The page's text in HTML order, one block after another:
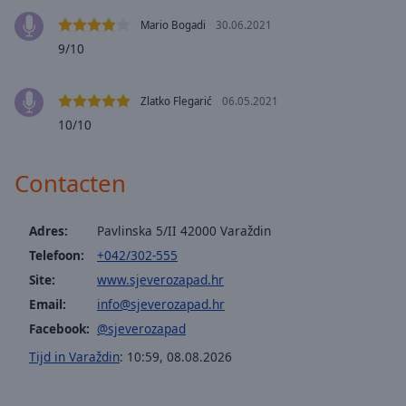
selected
Picture-
in-
modal
window.
Beginning
dialog
window.
Escape
Mario Bogadi 30.06.2021
9/10
Zlatko Flegarić 06.05.2021
10/10
Contacten
Adres:
Pavlinska 5/II 42000 Varaždin
Telefoon:
+042/302-555
Site:
www.sjeverozapad.hr
Email:
info@sjeverozapad.hr
Facebook: @sjeverozapad
Tijd in Varaždin: 10:59, 08.08.2026